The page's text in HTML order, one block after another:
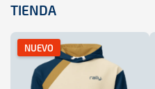
TIENDA
NUEVO